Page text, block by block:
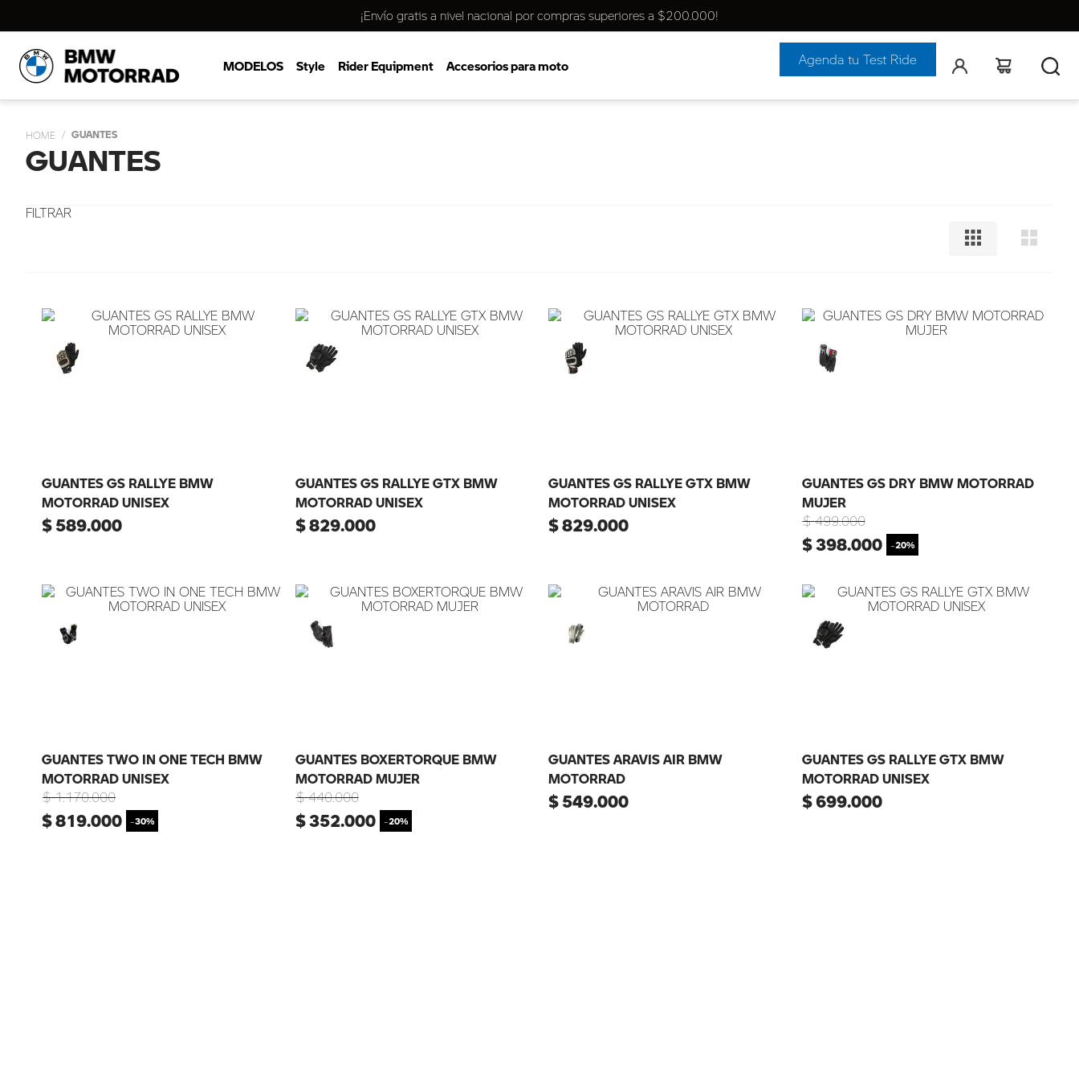
¡Envío gratis a nivel nacional por compras superiores a $200.000!
MODELOS Style Rider Equipment Accesorios para moto Agenda tu Test Ride
GUANTES
GUANTES
GUANTES GS RALLYE BMW
MOTORRAD UNISEX
$589.000
GUANTES GS RALLYE GTX BMW
MOTORRAD UNISEX
$829.000
GUANTES GS RALLYE GTX BMW
MOTORRAD UNISEX
$829.000
GUANTES GS DRY BMW MOTORRAD
MUJER
$ 499.000
$398.000 -20%
GUANTES TWO IN ONE TECH BMW
MOTORRAD UNISEX
$ 1.170.000
$819.000 -30%
GUANTES BOXERTORQUE BMW
MOTORRAD MUJER
$ 440.000
$352.000 -20%
GUANTES ARAVIS AIR BMW
MOTORRAD
$549.000
GUANTES GS RALLYE GTX BMW
MOTORRAD UNISEX
$699.000